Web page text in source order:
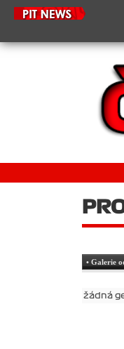
• Galerie
žádná